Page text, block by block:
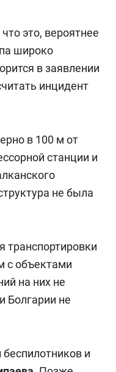
это, вероятнее
широко
в заявлении
инцидент
в 100 м от
станции и
не была
транспортировки
с объектами
на них не
Болгарии не
и